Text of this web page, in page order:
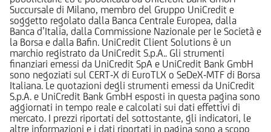
Succursale di Milano, membro del Gruppo UniCredit e
soggetto regolato dalla Banca Centrale Europea, dalla
Banca d’Italia, dalla Commissione Nazionale per le Società e
la Borsa e dalla Bafin. UniCredit Client Solutions è un
marchio registrato da UniCredit S.p.A.. Gli strumenti
finanziari emessi da UniCredit SpA e UniCredit Bank GmbH
sono negoziati sul CERT-X di EuroTLX o SeDeX-MTF di Borsa
Italiana. Le quotazioni degli strumenti emessi da UniCredit
S.p.A. e UniCredit Bank GmbH esposti in questa pagina sono
aggiornati in tempo reale e calcolati sui dati effettivi di
mercato. I prezzi riportati del sottostante, gli indicatori, le
altre informazioni e i dati riportati in pagina sono a scopo